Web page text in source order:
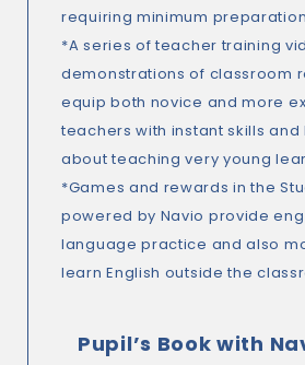
requiring minimum
*A series of teacher training
demonstrations of classroom
equip both novice and more
teachers with instant skills
about teaching very young
*Games and rewards in the
powered by Navio provide
language practice and also
learn English outside the
Pupil’s Book with